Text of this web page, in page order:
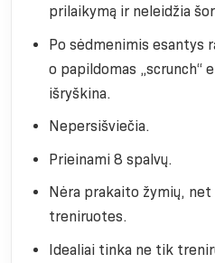
prilaikymą ir neleidžia
Po sėdmenimis esantys
o papildomas „scrunch“
išryškina.
Nepersišviečia.
Prieinami 8 spalvų.
Nėra prakaito žymių,
treniruotes.
Idealiai tinka ne tik